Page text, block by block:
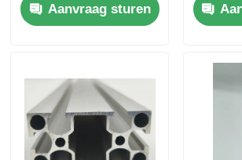
Gevelbekledingsprofielen
houten beëindig aluminiumprofielen
schuifrails gemaakt
in China worden
ramen.
Aanvraag sturen